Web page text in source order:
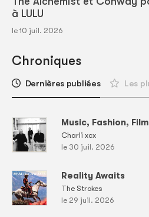
à LULU
le 10 juil. 2026
Chroniques
Dernières publiées Les
Music, Fashion, Film
Charli xcx
le 30 juil. 2026
Reality Awaits
The Strokes
le 29 juil. 2026